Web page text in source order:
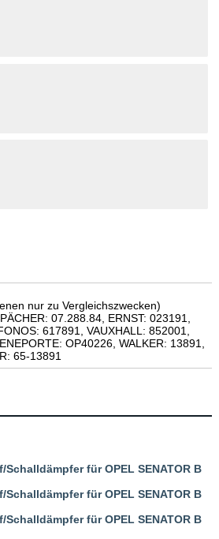
nur zu Vergleichszwecken)
07.288.84, ERNST: 023191,
617891, VAUXHALL: 852001,
OP40226, WALKER: 13891,
65-13891
für OPEL SENATOR B
für OPEL SENATOR B
für OPEL SENATOR B